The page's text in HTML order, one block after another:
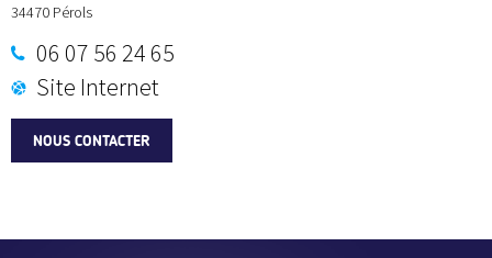
34470 Pérols
06 07 56 24 65
Site Internet
NOUS CONTACTER